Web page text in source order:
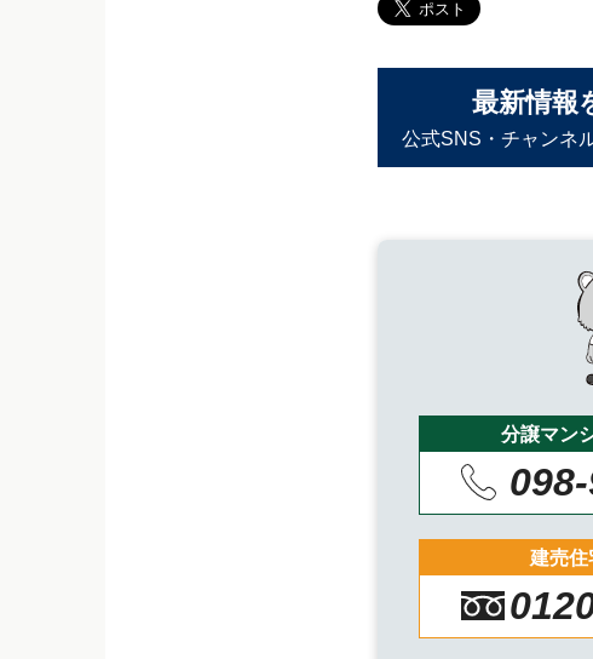
最新情報
公式SNS・チャンネ
分譲マン
建売住